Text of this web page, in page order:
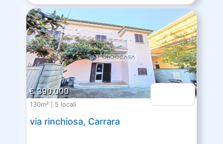
€ 390.000
130m² | 5 locali
via rinchiosa, Carrara